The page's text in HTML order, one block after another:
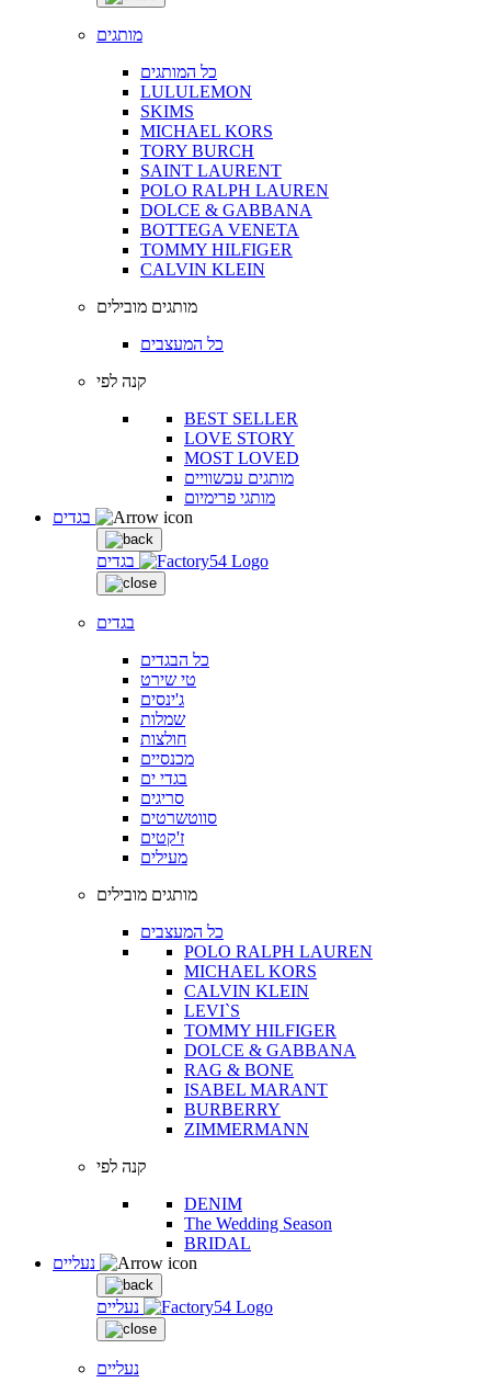
מותגים
כל המותגים
LULULEMON
SKIMS
MICHAEL KORS
TORY BURCH
SAINT LAURENT
POLO RALPH LAUREN
DOLCE & GABBANA
BOTTEGA VENETA
TOMMY HILFIGER
CALVIN KLEIN
מותגים מובילים
כל המעצבים
קנה לפי
BEST SELLER
LOVE STORY
MOST LOVED
מותגים עכשוויים
מותגי פרימיום
בגדים
בגדים
כל הבגדים
טי שירט
ג'ינסים
שמלות
חולצות
מכנסיים
בגדי ים
סריגים
סווטשרטים
ז'קטים
מעילים
מותגים מובילים
כל המעצבים
POLO RALPH LAUREN
MICHAEL KORS
CALVIN KLEIN
LEVI`S
TOMMY HILFIGER
DOLCE & GABBANA
RAG & BONE
ISABEL MARANT
BURBERRY
ZIMMERMANN
קנה לפי
DENIM
The Wedding Season
BRIDAL
נעליים
נעליים